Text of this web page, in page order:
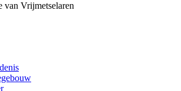
van Vrijmetselaren